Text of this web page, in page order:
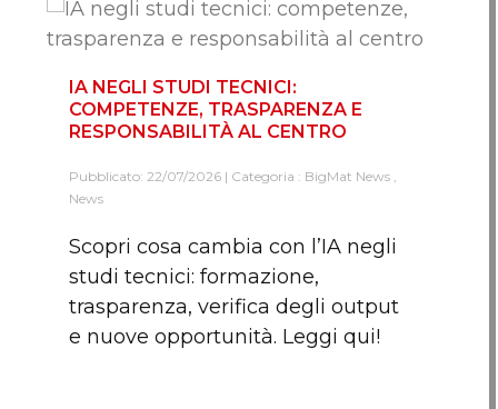
IA NEGLI STUDI TECNICI:
COMPETENZE, TRASPARENZA E
RESPONSABILITÀ AL CENTRO
Pubblicato: 22/07/2026 | Categoria : BigMat News
News
Scopri cosa cambia con l’IA negli
studi tecnici: formazione,
trasparenza, verifica degli output
e nuove opportunità. Leggi qui!